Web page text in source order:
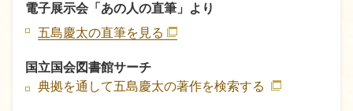
電子展示会「あの人の直筆」より
五島慶太の直筆を見る
国立国会図書館サーチ
典拠を通して五島慶太の著作を検索する